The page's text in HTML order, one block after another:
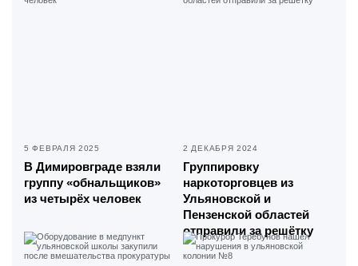
5 ФЕВРАЛЯ 2025
В Димировграде взяли
группу «обнальщиков»
из четырёх человек
2 ДЕКАБРЯ 2024
Группировку
наркоторговцев из
Ульяновской и
Пензенской областей
отправили за решётку